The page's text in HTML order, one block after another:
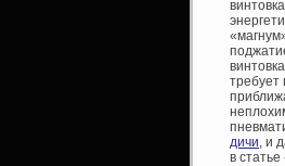
требует
дичи, и
в статье